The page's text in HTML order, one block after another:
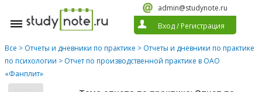
admin@studynote.ru
Вход/ Регистрация
Все > Отчеты и дневники по практике > Отчеты и дневники по практике
по психологии > Отчет по производственной практике в ОАО
«Фанплит»